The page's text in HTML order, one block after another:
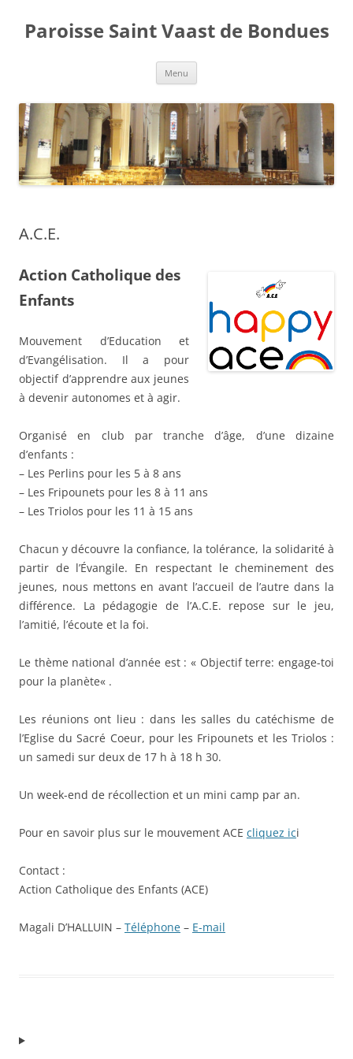
contenu
Paroisse Saint Vaast de Bondues
Menu
A.C.E.
Action Catholique des
Enfants
Mouvement d’Education et
d’Evangélisation. Il a pour
objectif d’apprendre aux jeunes
à devenir autonomes et à agir.
Organisé en club par tranche d’âge, d’une dizaine
d’enfants :
– Les Perlins pour les 5 à 8 ans
– Les Fripounets pour les 8 à 11 ans
– Les Triolos pour les 11 à 15 ans
Chacun y découvre la confiance, la tolérance, la solidarité à
partir de l’Évangile. En respectant le cheminement des
jeunes, nous mettons en avant l’accueil de l’autre dans la
différence. La pédagogie de l’A.C.E. repose sur le jeu,
l’amitié, l’écoute et la foi.
Le thème national d’année est : « Objectif terre: engage-toi
pour la planète« .
Les réunions ont lieu : dans les salles du catéchisme de
l’Eglise du Sacré Coeur, pour les Fripounets et les Triolos :
un samedi sur deux de 17 h à 18 h 30.
Un week-end de récollection et un mini camp par an.
Pour en savoir plus sur le mouvement ACE cliquez ici
Contact :
Action Catholique des Enfants (ACE)
Magali D’HALLUIN – Téléphone – E-mail